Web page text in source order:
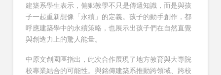
建築系學生表示，偏鄉教學不只是傳遞知識，而是與孩
子一起重新想像「永續」的定義。孩子的動手創作，都
呼應建築學中的永續策略，也展示出孩子們在自然直覺
與創造力上的驚人能量。
中原文創園區指出，此次合作展現了地方教育與大專院
校專業結合的可能性。與銘傳建築系推動跨領域、跨校